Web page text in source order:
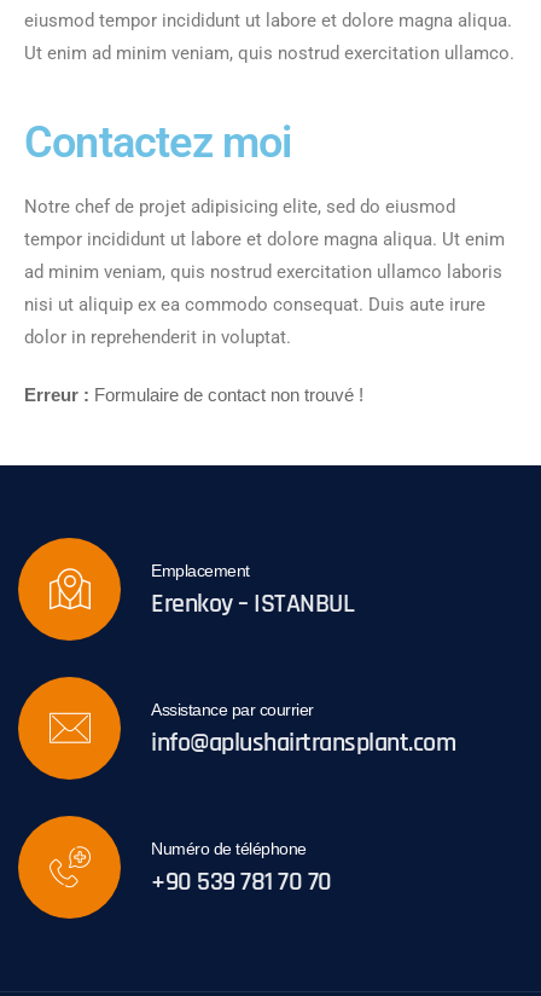
eiusmod tempor incididunt ut labore et dolore magna aliqua.
Ut enim ad minim veniam, quis nostrud exercitation ullamco.
Contactez moi
Notre chef de projet adipisicing elite, sed do eiusmod
tempor incididunt ut labore et dolore magna aliqua. Ut enim
ad minim veniam, quis nostrud exercitation ullamco laboris
nisi ut aliquip ex ea commodo consequat. Duis aute irure
dolor in reprehenderit in voluptat.
Erreur : Formulaire de contact non trouvé !
Emplacement
Erenkoy – ISTANBUL
Assistance par courrier
info@aplushairtransplant.com
Numéro de téléphone
+90 539 781 70 70